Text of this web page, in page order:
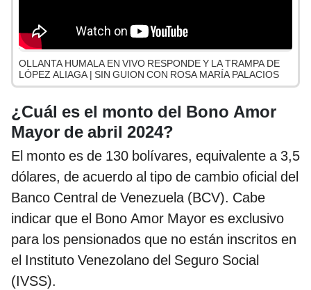
OLLANTA HUMALA EN VIVO RESPONDE Y LA TRAMPA DE
LÓPEZ ALIAGA | SIN GUION CON ROSA MARÍA PALACIOS
¿Cuál es el monto del Bono Amor
Mayor de abril 2024?
El monto es de 130 bolívares, equivalente a 3,5
dólares, de acuerdo al tipo de cambio oficial del
Banco Central de Venezuela (BCV). Cabe
indicar que el Bono Amor Mayor es exclusivo
para los pensionados que no están inscritos en
el Instituto Venezolano del Seguro Social
(IVSS).